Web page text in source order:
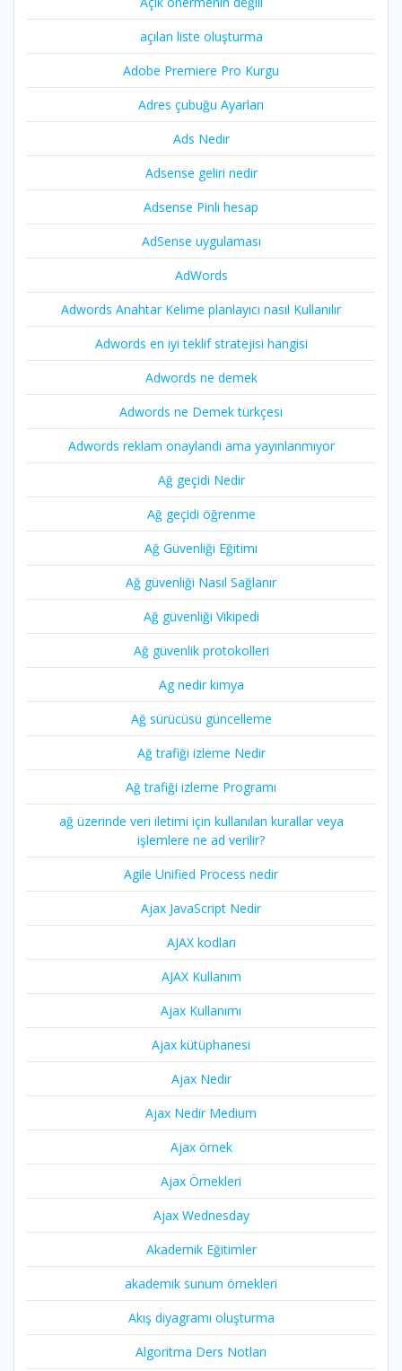
açılan liste oluşturma
Adobe Premiere Pro Kurgu
Adres çubuğu Ayarları
Ads Nedir
Adsense geliri nedir
Adsense Pinli hesap
AdSense uygulaması
AdWords
Adwords Anahtar Kelime planlayıcı nasıl Kullanılır
Adwords en iyi teklif stratejisi hangisi
Adwords ne demek
Adwords ne Demek türkçesi
Adwords reklam onaylandi ama yayınlanmıyor
Ağ geçidi Nedir
Ağ geçidi öğrenme
Ağ Güvenliği Eğitimi
Ağ güvenliği Nasıl Sağlanır
Ağ güvenliği Vikipedi
Ağ güvenlik protokolleri
Ag nedir kimya
Ağ sürücüsü güncelleme
Ağ trafiği izleme Nedir
Ağ trafiği izleme Programı
ağ üzerinde veri iletimi için kullanılan kurallar veya
işlemlere ne ad verilir?
Agile Unified Process nedir
Ajax JavaScript Nedir
AJAX kodları
AJAX Kullanım
Ajax Kullanımı
Ajax kütüphanesi
Ajax Nedir
Ajax Nedir Medium
Ajax örnek
Ajax Örnekleri
Ajax Wednesday
Akademik Eğitimler
akademik sunum örnekleri
Akış diyagramı oluşturma
Algoritma Ders Notları